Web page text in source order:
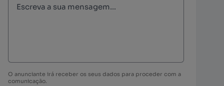
O anunciante irá receber os seus dados para proceder com a
comunicação.